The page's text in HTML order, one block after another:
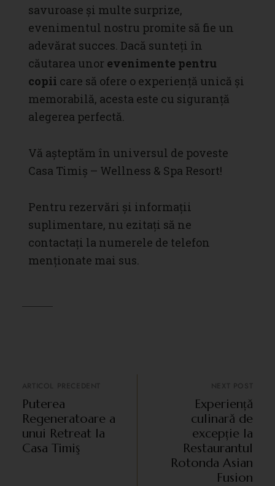
savuroase și multe surprize,
evenimentul nostru promite să fie un
adevărat succes. Dacă sunteți în
căutarea unor evenimente pentru
copii care să ofere o experiență unică și
memorabilă, acesta este cu siguranță
alegerea perfectă.
Vă așteptăm în universul de poveste
Casa Timiș – Wellness & Spa Resort!
Pentru rezervări și informații
suplimentare, nu ezitați să ne
contactați la numerele de telefon
menționate mai sus.
Puterea
Regeneratoare a
unui Retreat la
Casa Timiş
Experiență
culinară de
excepție la
Restaurantul
Rotonda Asian
Fusion